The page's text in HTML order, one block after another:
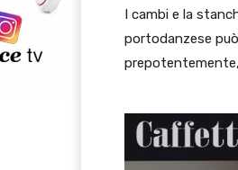
I cambi e la
portodanzese
prepotentemente,